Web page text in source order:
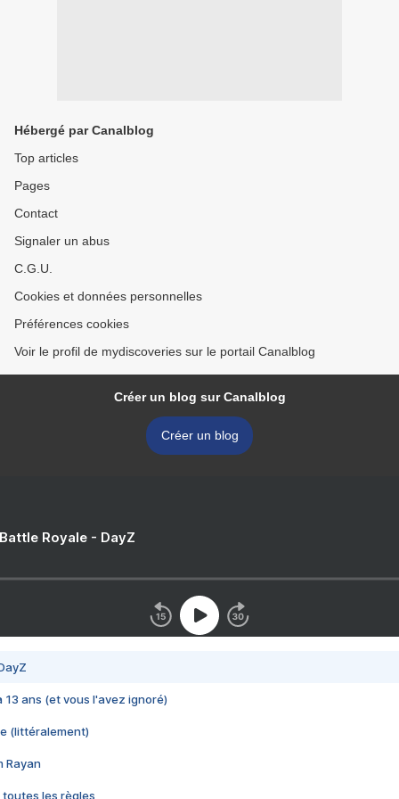
Hébergé par Canalblog
Top articles
Pages
Contact
Signaler un abus
C.G.U.
Cookies et données personnelles
Préférences cookies
Voir le profil de mydiscoveries sur le portail Canalblog
Créer un blog sur Canalblog
Créer un blog
Royale - DayZ
13 ans (et vous l'avez ignoré)
(littéralement)
Rayan
toutes les règles